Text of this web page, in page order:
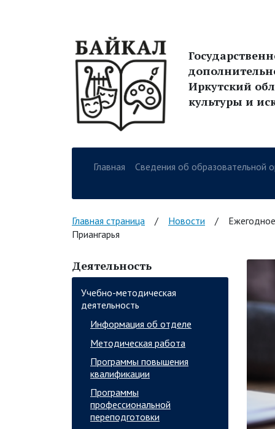
Иркутский
культуры и
Главная Сведения об образовательной
Главная страница / Новости /
Приангарья
Деятельность
Учебно-методическая
деятельность
Информация об отделе
Методическая работа
Программы повышения
квалификации
Программы
профессиональной
переподготовки